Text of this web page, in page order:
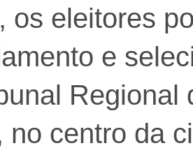
os eleitores
e
Regional
no centro da